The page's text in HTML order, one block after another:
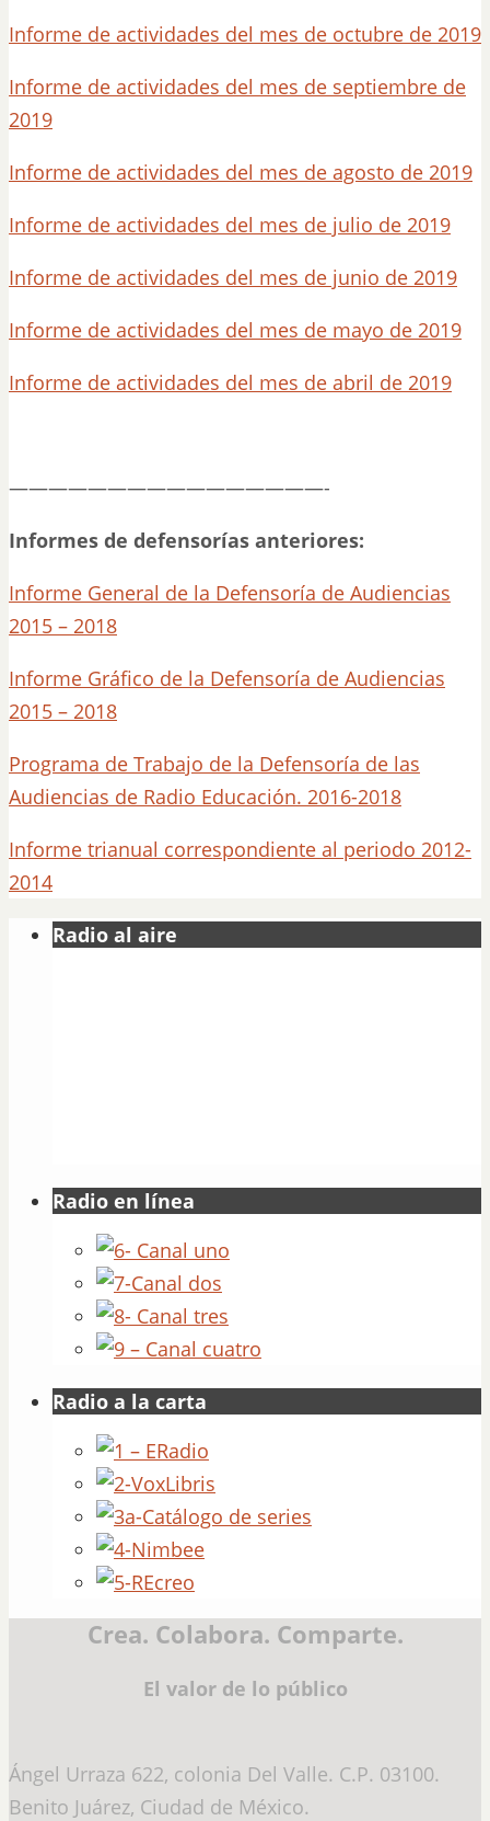
Informe de actividades del mes de octubre de 2019
Informe de actividades del mes de septiembre de
2019
Informe de actividades del mes de agosto de 2019
Informe de actividades del mes de julio de 2019
Informe de actividades del mes de junio de 2019
Informe de actividades del mes de mayo de 2019
Informe de actividades del mes de abril de 2019
————————————————-
Informes de defensorías anteriores:
Informe General de la Defensoría de Audiencias
2015 – 2018
Informe Gráfico de la Defensoría de Audiencias
2015 – 2018
Programa de Trabajo de la Defensoría de las
Audiencias de Radio Educación. 2016-2018
Informe trianual correspondiente al periodo 2012-
2014
Radio al aire
Radio en línea
Radio a la carta
Crea. Colabora. Comparte.
El valor de lo público
Ángel Urraza 622, colonia Del Valle. C.P. 03100.
Benito Juárez, Ciudad de México.